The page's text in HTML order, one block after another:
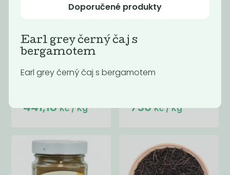
Momentálně
nedostupné
OBILNÉ KAFE
intensive 170g
441,18Kč/ Kg
Momentálně
ŠPALDOVÉ
750Kč/ Kg
Doporučené produkty
Earl grey černý čaj s
bergamotem
Earl grey černý čaj s bergamotem